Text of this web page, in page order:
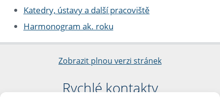
Katedry, ústavy a další pracoviště
Harmonogram ak. roku
Zobrazit plnou verzi stránek
Rychlé kontakty